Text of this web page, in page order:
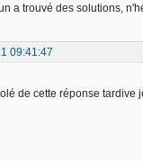
a trouvé des solutions,
09:41:47
de cette réponse